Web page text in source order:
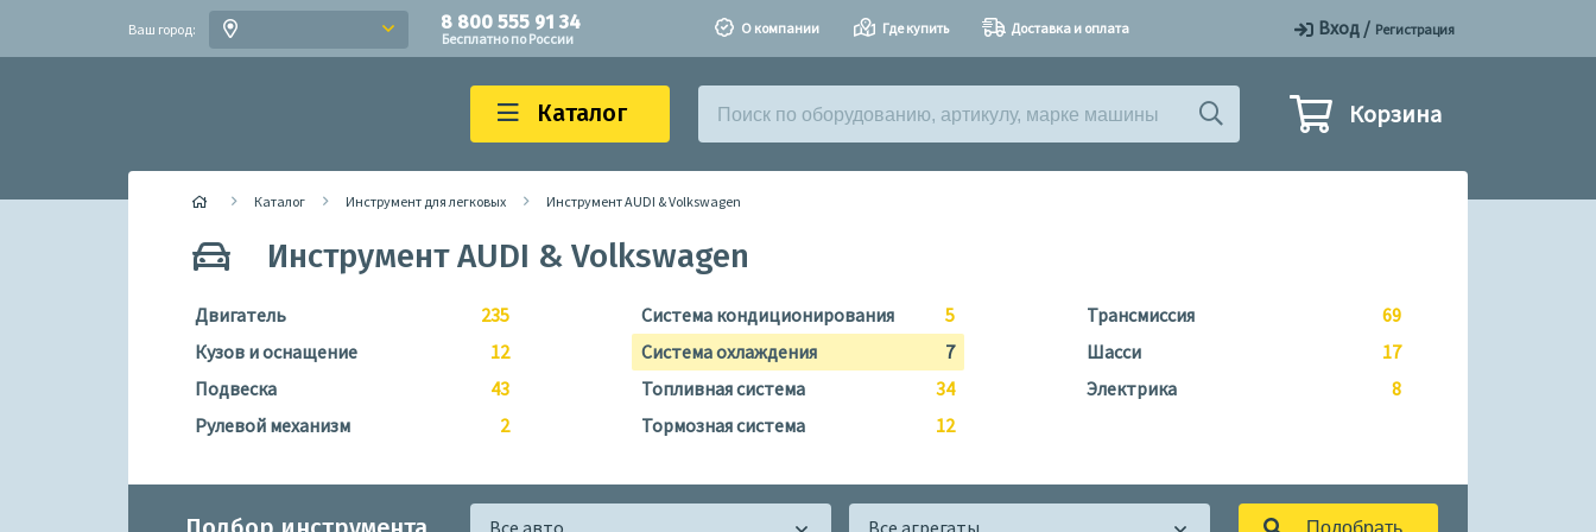
Ваш город: 8 800 555 91 34
Бесплатно по России Вход / Регистрация
О компании Где купить Доставка и оплата
Каталог Корзина
Каталог Инструмент для легковых Инструмент AUDI & Volkswagen
Инструмент AUDI & Volkswagen
Двигатель
235
Кузов и оснащение
12
Подвеска
43
Рулевой механизм
2
Система кондиционирования
5
Система охлаждения
7
Топливная система
34
Тормозная система
12
Трансмиссия
69
Шасси
17
Электрика
8
Все авто Все агрегаты Подобрать